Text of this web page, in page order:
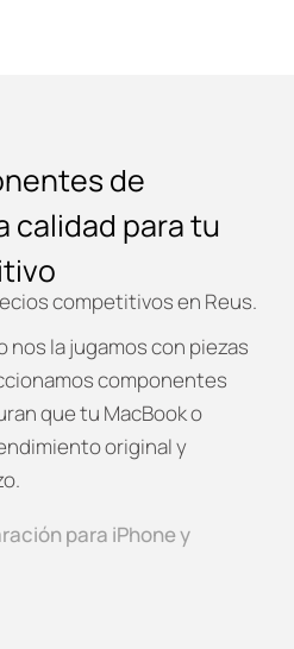
de
calidad para tu
competitivos en Reus.
nos la jugamos con piezas
componentes
que tu MacBook o
original y
para iPhone y